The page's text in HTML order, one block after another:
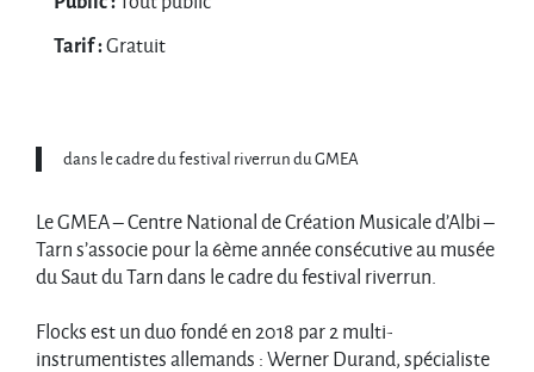
Tarif :Gratuit
dans le cadre du festival riverrun du GMEA
Le GMEA – Centre National de Création Musicale d’Albi –
Tarn s’associe pour la 6ème année consécutive au musée
du Saut du Tarn dans le cadre du festival riverrun.
Flocks est un duo fondé en 2018 par 2 multi-
instrumentistes allemands : Werner Durand, spécialiste